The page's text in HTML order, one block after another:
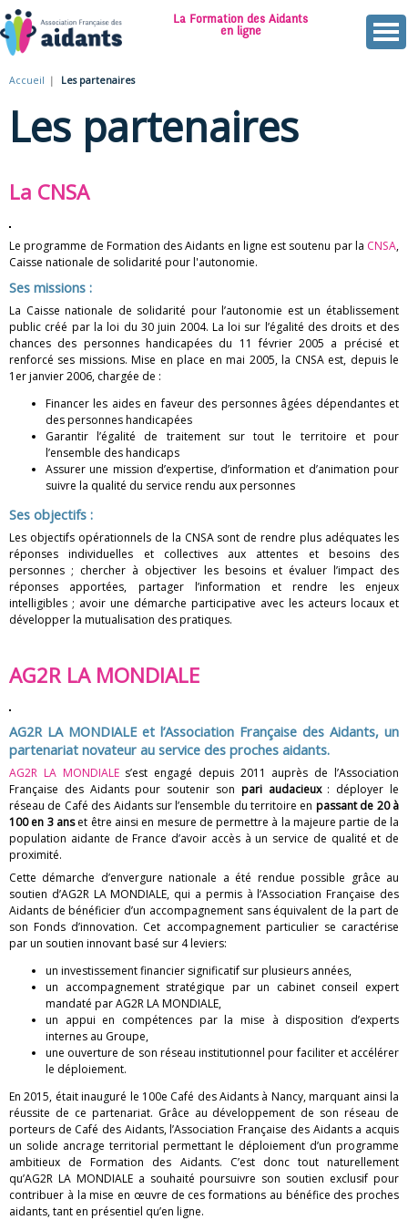
A
s
s
o
c
a
t
o
r
a
n
ç
a
s
e
d
e
s
a
d
s
La Formation des Aidants
en ligne
êtes
ici
Accueil Les partenaires
Les partenaires
La CNSA
Le programme de Formation des Aidants en ligne est soutenu par la CNSA,
Caisse nationale de solidarité pour l'autonomie.
Ses missions :
La Caisse nationale de solidarité pour l’autonomie est un établissement
public créé par la loi du 30 juin 2004. La loi sur l’égalité des droits et des
chances des personnes handicapées du 11 février 2005 a précisé et
renforcé ses missions. Mise en place en mai 2005, la CNSA est, depuis le
1er janvier 2006, chargée de :
Financer les aides en faveur des personnes âgées dépendantes et
des personnes handicapées
Garantir l’égalité de traitement sur tout le territoire et pour
l’ensemble des handicaps
Assurer une mission d’expertise, d’information et d’animation pour
suivre la qualité du service rendu aux personnes
Ses objectifs :
Les objectifs opérationnels de la CNSA sont de rendre plus adéquates les
réponses individuelles et collectives aux attentes et besoins des
personnes ; chercher à objectiver les besoins et évaluer l’impact des
réponses apportées, partager l’information et rendre les enjeux
intelligibles ; avoir une démarche participative avec les acteurs locaux et
développer la mutualisation des pratiques.
AG2R LA MONDIALE
AG2R LA MONDIALE et l’Association Française des Aidants, un
partenariat novateur au service des proches aidants.
AG2R LA MONDIALEs’est engagé depuis 2011 auprès de l’Association
Française des Aidants pour soutenir son pari audacieux: déployer le
réseau de Café des Aidants sur l’ensemble du territoire en passant de 20 à
100 en 3 anset être ainsi en mesure de permettre à la majeure partie de la
population aidante de France d’avoir accès à un service de qualité et de
proximité.
Cette démarche d’envergure nationale a été rendue possible grâce au
soutien d’AG2R LA MONDIALE, qui a permis à l’Association Française des
Aidants de bénéficier d’un accompagnement sans équivalent de la part de
son Fonds d’innovation. Cet accompagnement particulier se caractérise
par un soutien innovant basé sur 4 leviers:
un investissement financier significatif sur plusieurs années,
un accompagnement stratégique par un cabinet conseil expert
mandaté par AG2R LA MONDIALE,
un appui en compétences par la mise à disposition d’experts
internes au Groupe,
une ouverture de son réseau institutionnel pour faciliter et accélérer
le déploiement.
En 2015, était inauguré le 100e Café des Aidants à Nancy, marquant ainsi la
réussite de ce partenariat. Grâce au développement de son réseau de
porteurs de Café des Aidants, l’Association Française des Aidants a acquis
un solide ancrage territorial permettant le déploiement d’un programme
ambitieux de Formation des Aidants. C’est donc tout naturellement
qu’AG2R LA MONDIALE a souhaité poursuivre son soutien exclusif pour
contribuer à la mise en œuvre de ces formations au bénéfice des proches
aidants, tant en présentiel qu’en ligne.